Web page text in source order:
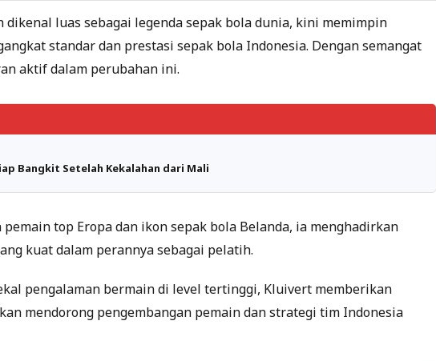
dikenal luas sebagai legenda sepak bola dunia, kini memimpin
standar dan prestasi sepak bola Indonesia. Dengan semangat
aktif dalam perubahan ini.
Bangkit Setelah Kekalahan dari Mali
top Eropa dan ikon sepak bola Belanda, ia menghadirkan
kuat dalam perannya sebagai pelatih.
pengalaman bermain di level tertinggi, Kluivert memberikan
mendorong pengembangan pemain dan strategi tim Indonesia